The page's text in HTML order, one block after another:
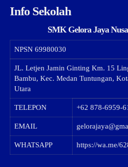
Info Sekolah
SMK Gelora Jaya
NPSN 69980030
JL. Letjen Jamin Ginting Km. 15
Bambu, Kec. Medan Tuntungan,
Utara
TELEPON +62 878-6959-
EMAIL
WHATSAPP https://wa.me/